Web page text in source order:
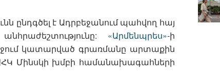
ընդգծել է Ադրբեջանում պահվող հայ
«Արմենպրես»-ի
կատարված գրառմանը արտաքին
Մինսկի խմբի համանախագահների